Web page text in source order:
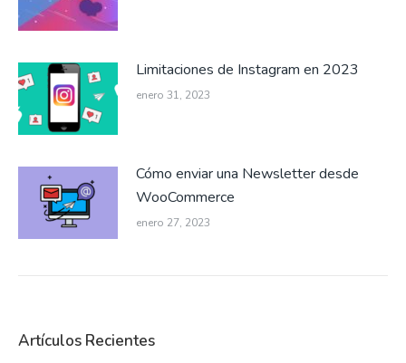
Limitaciones de Instagram en 2023
enero 31, 2023
Cómo enviar una Newsletter desde
WooCommerce
enero 27, 2023
Artículos Recientes